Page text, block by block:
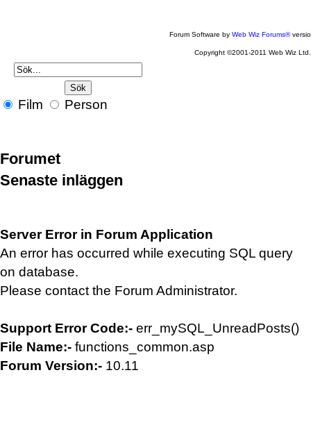
Forum Software byWeb Wiz Forums®
Copyright ©2001-2011 Web Wiz Ltd.
Film Person
Forumet
Senaste inläggen
Server Error in Forum Application
An error has occurred while executing SQL query
on database.
Please contact the Forum Administrator.
Support Error Code:- err_mySQL_UnreadPosts()
File Name:- functions_common.asp
Forum Version:- 10.11